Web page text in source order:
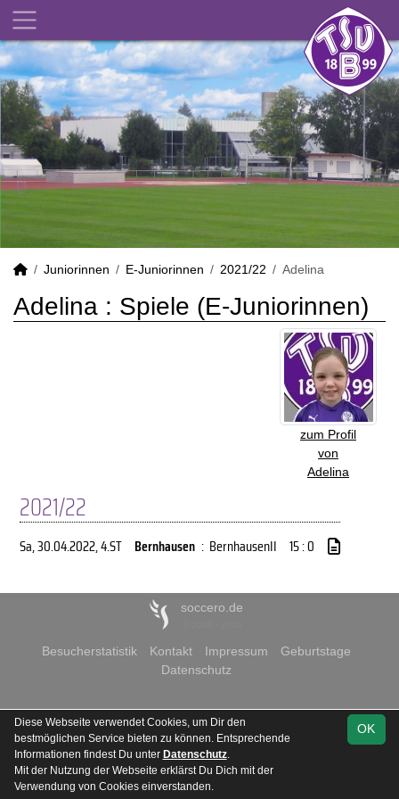
Juniorinnen E-Juniorinnen 2021/22 Adelina
Adelina : Spiele (E-Juniorinnen)
zum Profil
von
Adelina
2021/22
Sa, 30.04.2022, 4.ST Bernhausen : BernhausenII 15 : 0
soccero.de
Besucherstatistik Kontakt Impressum
Geburtstage
Datenschutz
OK
Diese Webseite verwendet Cookies, um Dir den
bestmöglichen Service bieten zu können. Entsprechende
Informationen findest Du unter Datenschutz.
Mit der Nutzung der Webseite erklärst Du Dich mit der
Verwendung von Cookies einverstanden.